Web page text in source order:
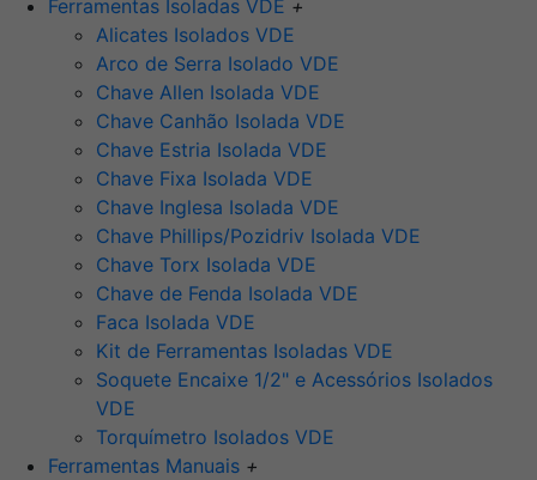
Ferramentas Isoladas VDE +
Alicates Isolados VDE
Arco de Serra Isolado VDE
Chave Allen Isolada VDE
Chave Canhão Isolada VDE
Chave Estria Isolada VDE
Chave Fixa Isolada VDE
Chave Inglesa Isolada VDE
Chave Phillips/Pozidriv Isolada VDE
Chave Torx Isolada VDE
Chave de Fenda Isolada VDE
Faca Isolada VDE
Kit de Ferramentas Isoladas VDE
Soquete Encaixe 1/2" e Acessórios Isolados
VDE
Torquímetro Isolados VDE
Ferramentas Manuais +